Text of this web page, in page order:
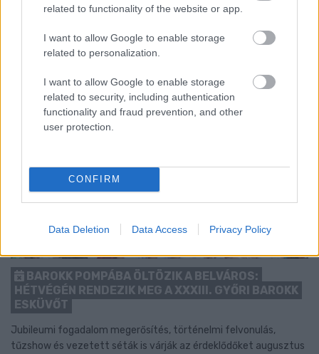
related to functionality of the website or app.
I want to allow Google to enable storage
related to personalization.
I want to allow Google to enable storage
related to security, including authentication
functionality and fraud prevention, and other
user protection.
CONFIRM
Data Deletion Data Access Privacy Policy
BAROKK POMPÁBA ÖLTÖZIK A BELVÁROS:
HÉTVÉGÉN RENDEZIK MEG A XXXIII. GYŐRI BAROKK
ESKÜVŐT
Jubileumi fogadalom megerősítés, történelmi felvonulás,
tűzshow és vezetett séták is várják az érdeklődőket augusztus